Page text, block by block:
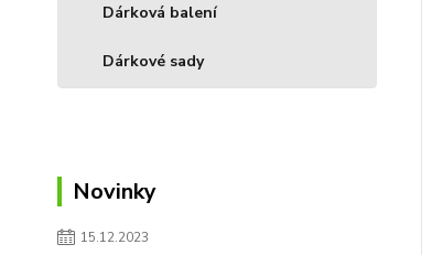
Dárková balení
Dárkové sady
Novinky
15.12.2023